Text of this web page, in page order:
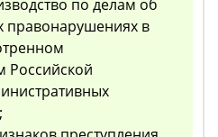
по делам об
правонарушениях в
Российской